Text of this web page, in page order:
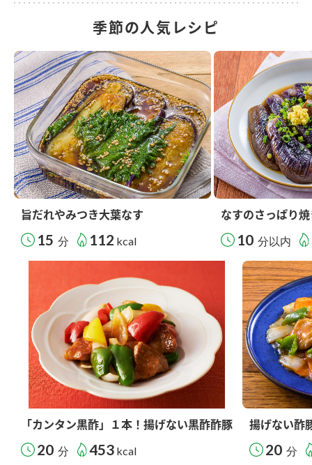
季節の人気レシピ
旨だれやみつき大葉なす
15 分 112 kcal
なすのさっぱり
10 分以内
「カンタン黒酢」１本！揚げない黒酢酢豚
20 分 453 kcal
揚げない酢
20 分